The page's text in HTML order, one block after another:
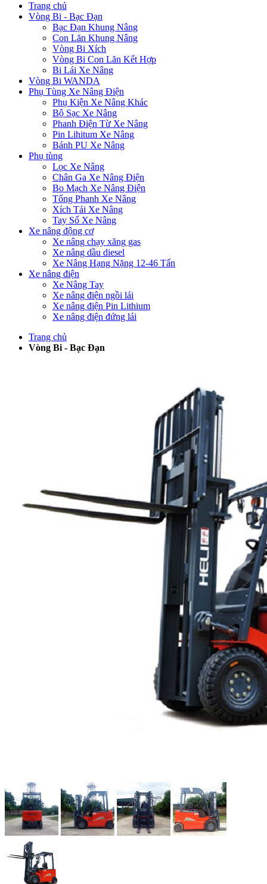
Trang chủ
Vòng Bi - Bạc Đạn
Bạc Đạn Khung Nâng
Con Lăn Khung Nâng
Vòng Bi Xích
Vòng Bi Con Lăn Kết Hợp
Bi Lái Xe Nâng
Vòng Bi WANDA
Phụ Tùng Xe Nâng Điện
Phụ Kiện Xe Nâng Khác
Bộ Sạc Xe Nâng
Phanh Điện Từ Xe Nâng
Pin Lihitum Xe Nâng
Bánh PU Xe Nâng
Phụ tùng
Lọc Xe Nâng
Chân Ga Xe Nâng Điện
Bo Mạch Xe Nâng Điện
Tổng Phanh Xe Nâng
Xích Tải Xe Nâng
Tay Số Xe Nâng
Xe nâng động cơ
Xe nâng chạy xăng gas
Xe nâng dầu diesel
Xe Nâng Hạng Nặng 12-46 Tấn
Xe nâng điện
Xe Nâng Tay
Xe nâng điện ngồi lái
Xe nâng điện Pin Lithium
Xe nâng điện đứng lái
Trang chủ
Vòng Bi - Bạc Đạn